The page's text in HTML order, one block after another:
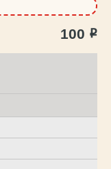
100 Р